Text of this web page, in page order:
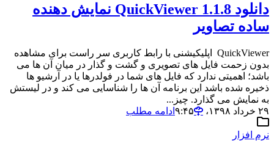
دانلود QuickViewer 1.1.8 نمایش دهنده
ساده تصاویر
QuickViewer اپلیکیشنی با رابط کاربری سر راست برای مشاهده
بدون زحمت فایل های تصویری و گشت و گذار در میان آن ها می
باشد؛ اهمیتی ندارد که فایل های شما در فولدرها یا در آرشیو ها
ذخیره شده باشد این برنامه آن ها را شناسایی می کند و در لیستش
به نمایش می گذارد. چیز...
۲۹ خرداد ۱۳۹۸،‏ ۹:۴۵
ادامه مطلب
نرم افزار